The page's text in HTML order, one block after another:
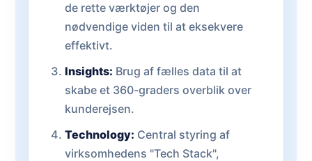
de rette værktøjer og den
nødvendige viden til at eksekvere
effektivt.
Insights: Brug af fælles data til at
skabe et 360-graders overblik over
kunderejsen.
Technology: Central styring af
virksomhedens "Tech Stack",